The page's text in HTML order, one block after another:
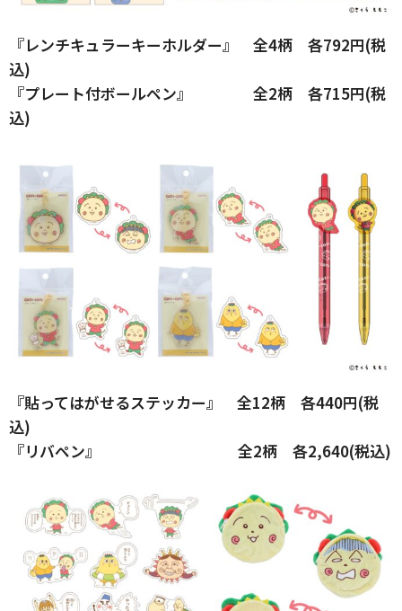
『レンチキュラーキーホルダー』 全4柄 各792円(税
込)
『プレート付ボールペン』 全2柄 各715円(税
込)
『貼ってはがせるステッカー』 全12柄 各440円(税
込)
『リバペン』 全2柄 各2,640(税込)